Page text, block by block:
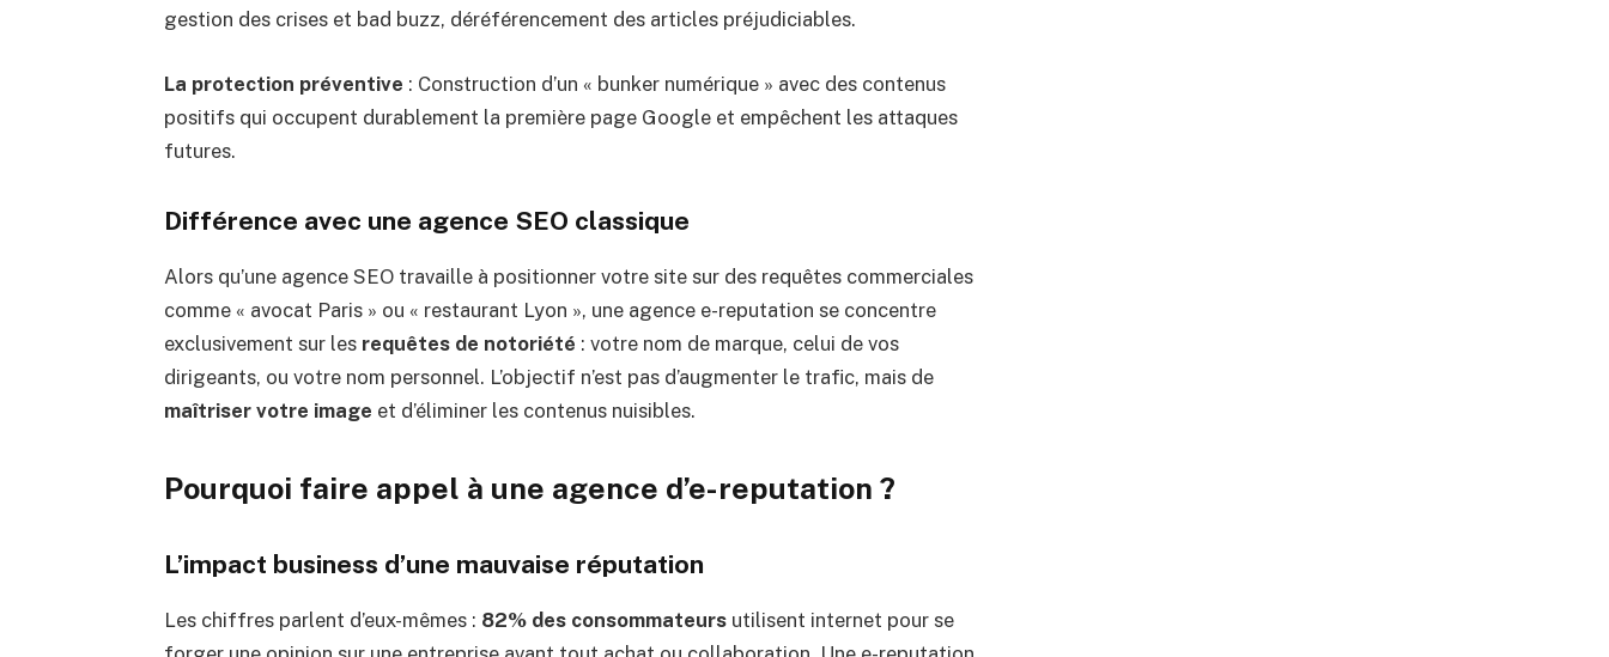
gestion des crises et bad buzz, déréférencement des articles préjudiciables.
La protection préventive : Construction d’un « bunker numérique » avec des contenus
positifs qui occupent durablement la première page Google et empêchent les attaques
futures.
Différence avec une agence SEO classique
Alors qu’une agence SEO travaille à positionner votre site sur des requêtes commerciales
comme « avocat Paris » ou « restaurant Lyon », une agence e-reputation se concentre
exclusivement sur les requêtes de notoriété : votre nom de marque, celui de vos
dirigeants, ou votre nom personnel. L’objectif n’est pas d’augmenter le trafic, mais de
maîtriser votre image et d’éliminer les contenus nuisibles.
Pourquoi faire appel à une agence d’e-reputation ?
L’impact business d’une mauvaise réputation
Les chiffres parlent d’eux-mêmes : 82% des consommateursutilisent internet pour se